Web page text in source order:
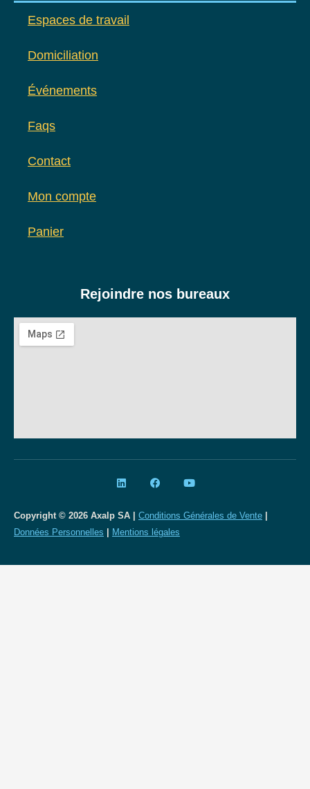
Espaces de travail
Domiciliation
Événements
Faqs
Contact
Mon compte
Panier
Rejoindre nos bureaux
Copyright © 2026 Axalp SA | Conditions Générales de Vente
Données Personnelles
Mentions légales